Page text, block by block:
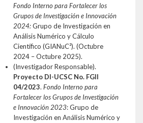
Fondo Interno para Fortalecer los
Grupos de Investigación e Innovación
2024:Grupo de Investigación en
Análisis Numérico y Cálculo
Científico (GIANuC²). (Octubre
2024 – Octubre 2025).
(Investigador Responsable).
Proyecto DI-UCSC No. FGII
04/2023. Fondo Interno para
Fortalecer los Grupos de Investigación
e Innovación 2023: Grupo de
Investigación en Análisis Numérico y